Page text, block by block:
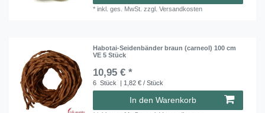
*inkl. ges. MwSt. zzgl.Versandkosten
Habotai-Seidenbänder braun (carneol) 100 cm
VE 5 Stück
10,95 € *
6 Stück | 1,82 € / Stück
In den Warenkorb